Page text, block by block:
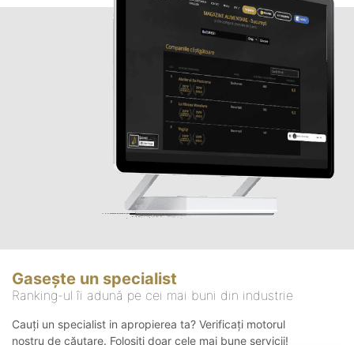
Gasește un specialist
Ranking-ul îi adună pe cei mai buni din industrie
Cauți un specialist in apropierea ta? Verificați motorul
nostru de căutare. Folosiți doar cele mai bune servicii!